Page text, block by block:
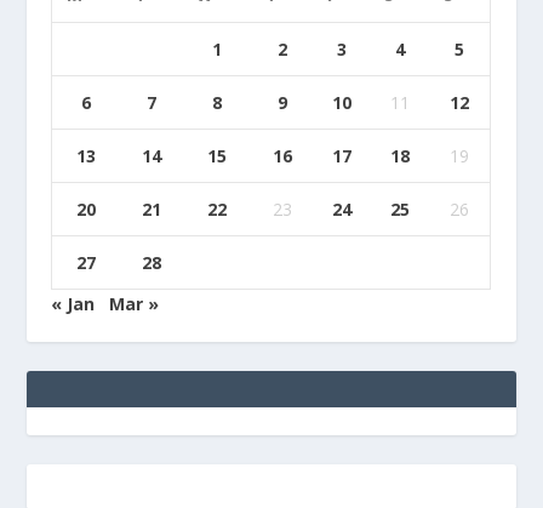
1 2 3 4 5
6 7 8 9 10 11 12
13 14 15 16 17 18 19
20 21 22 23 24 25 26
27
28
« Jan
Mar »